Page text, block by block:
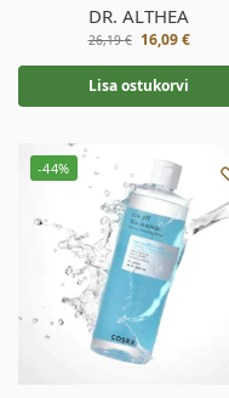
DR. ALTHEA
26,19€ 16,09€
Lisa ostukorvi
-44%